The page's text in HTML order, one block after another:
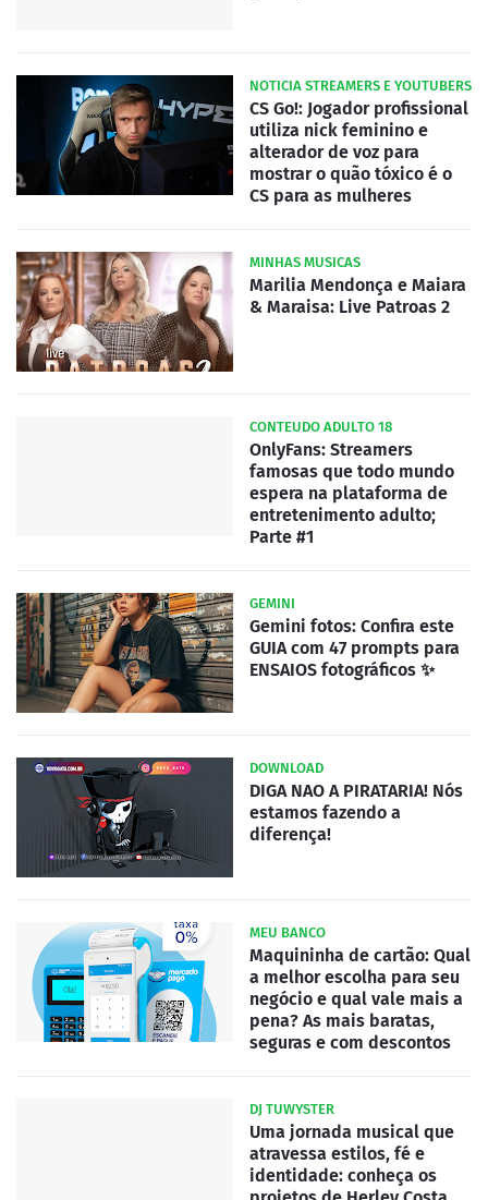
NOTICIA STREAMERS E YOUTUBERS
CS Go!: Jogador profissional
utiliza nick feminino e
alterador de voz para
mostrar o quão tóxico é o
CS para as mulheres
MINHAS MUSICAS
Marilia Mendonça e Maiara
& Maraisa: Live Patroas 2
CONTEUDO ADULTO 18
OnlyFans: Streamers
famosas que todo mundo
espera na plataforma de
entretenimento adulto;
Parte #1
GEMINI
Gemini fotos: Confira este
GUIA com 47 prompts para
ENSAIOS fotográficos ✨
DOWNLOAD
DIGA NAO A PIRATARIA! Nós
estamos fazendo a
diferença!
MEU BANCO
Maquininha de cartão: Qual
a melhor escolha para seu
negócio e qual vale mais a
pena? As mais baratas,
seguras e com descontos
DJ TUWYSTER
Uma jornada musical que
atravessa estilos, fé e
identidade: conheça os